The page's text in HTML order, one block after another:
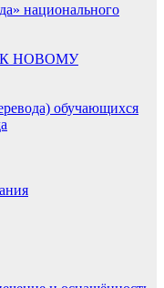
национального
НОВОМУ
обучающихся